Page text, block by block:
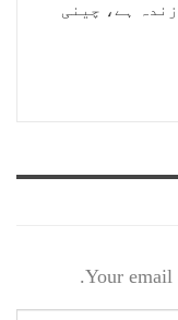
ہے، چینی
Your email